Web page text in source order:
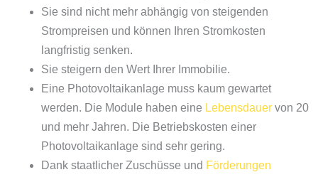
Sie sind nicht mehr abhängig von steigenden
Strompreisen und können Ihren Stromkosten
langfristig senken.
Sie steigern den Wert Ihrer Immobilie.
Eine Photovoltaikanlage muss kaum gewartet
werden. Die Module haben eine Lebensdauer von 20
und mehr Jahren. Die Betriebskosten einer
Photovoltaikanlage sind sehr gering.
Dank staatlicher Zuschüsse und Förderungen